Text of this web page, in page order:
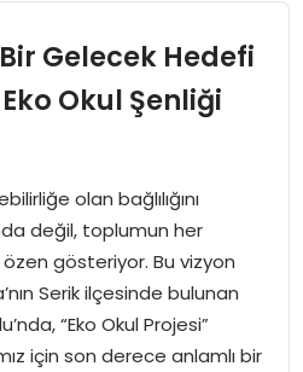
Gelecek Hedefi
Okul Şenliği
olan bağlılığını
değil, toplumun her
gösteriyor. Bu vizyon
Serik ilçesinde bulunan
“Eko Okul Projesi”
için son derece anlamlı bir